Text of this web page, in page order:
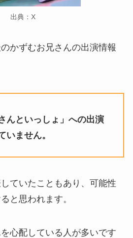
出典：X
かずむお兄さんの出演情報
んといっしょ」への出演
いません。
ていたこともあり、可能性
と思われます。
心配している人が多いです